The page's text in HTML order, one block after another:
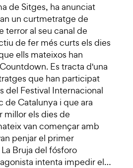
de Sitges, ha anunciat
un curtmetratge de
terror al seu canal de
de fer més curts els dies
ells mateixos han
Es tracta d'una
que han participat
del Festival Internacional
de Catalunya i que ara
millor els dies de
van començar amb
penjar el primer
Bruja del fósforo
intenta impedir el…